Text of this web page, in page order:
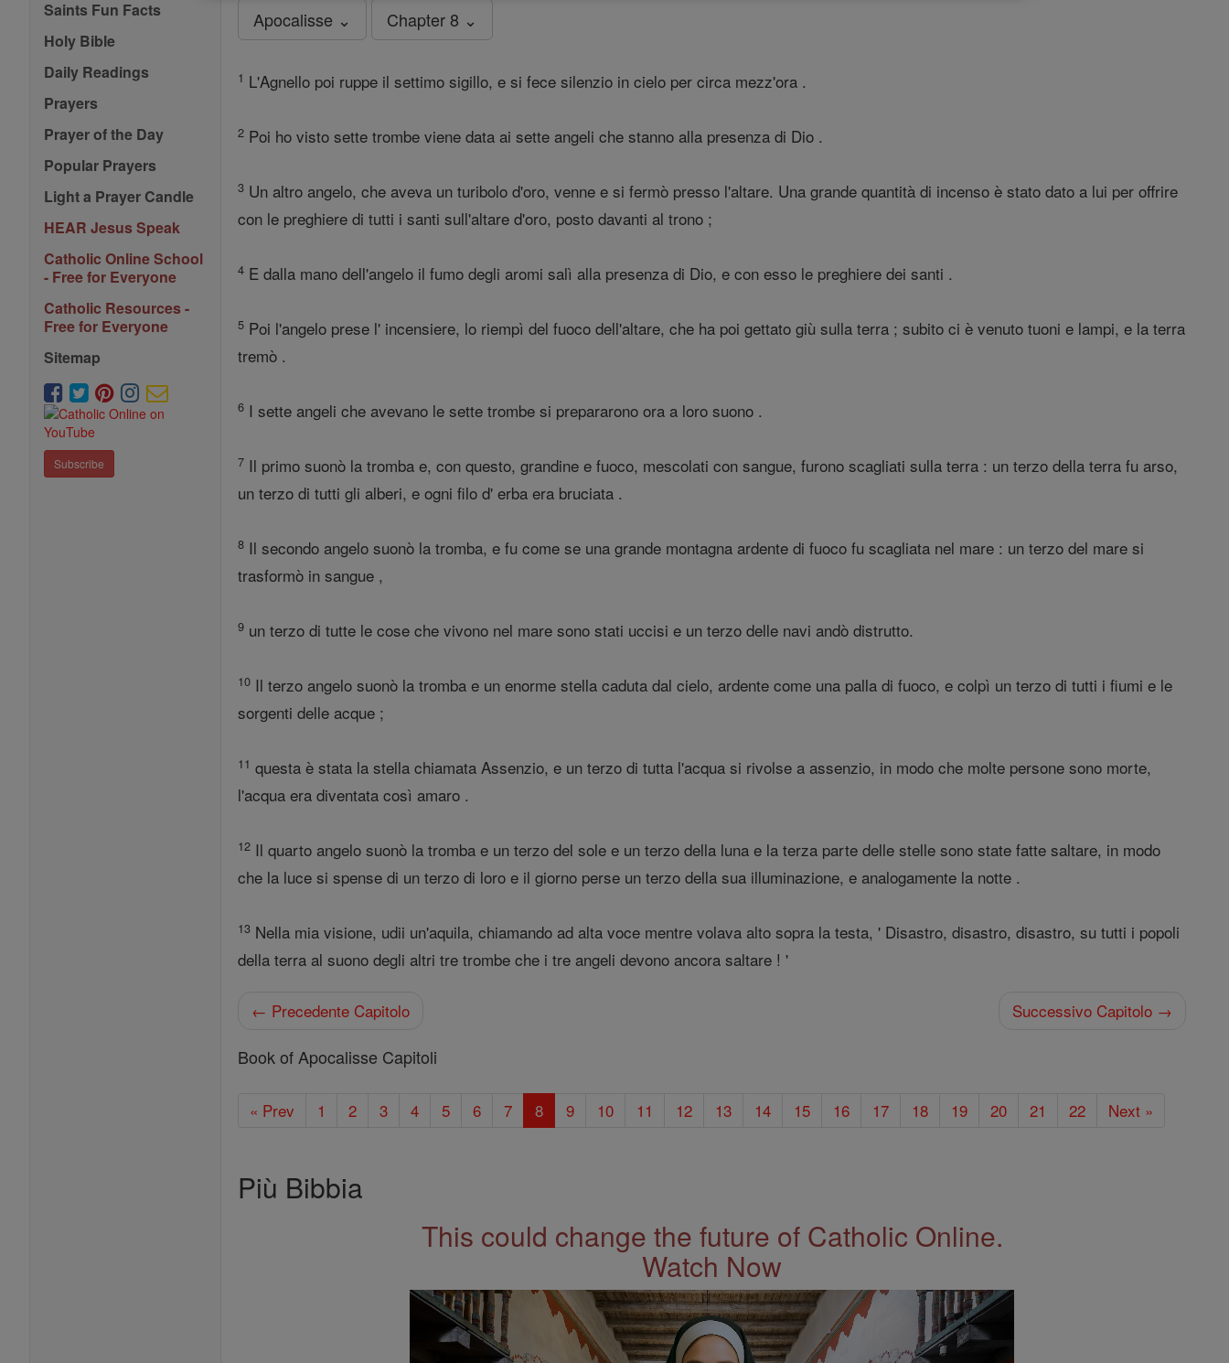
Saints Fun Facts
Holy Bible
Daily Readings
Prayers
Prayer of the Day
Popular Prayers
Light a Prayer Candle
HEAR Jesus Speak
Catholic Online School
- Free for Everyone
Catholic Resources -
Free for Everyone
Sitemap
Subscribe
Apocalisse ⌄ Chapter 8 ⌄
1 L'Agnello poi ruppe il settimo sigillo, e si fece silenzio in cielo per circa mezz'ora .
2 Poi ho visto sette trombe viene data ai sette angeli che stanno alla presenza di Dio .
3 Un altro angelo, che aveva un turibolo d'oro, venne e si fermò presso l'altare. Una grande quantità di incenso è stato dato a lui per offrire
con le preghiere di tutti i santi sull'altare d'oro, posto davanti al trono ;
4 E dalla mano dell'angelo il fumo degli aromi salì alla presenza di Dio, e con esso le preghiere dei santi .
5 Poi l'angelo prese l' incensiere, lo riempì del fuoco dell'altare, che ha poi gettato giù sulla terra ; subito ci è venuto tuoni e lampi, e la terra
tremò .
6 I sette angeli che avevano le sette trombe si prepararono ora a loro suono .
7 Il primo suonò la tromba e, con questo, grandine e fuoco, mescolati con sangue, furono scagliati sulla terra : un terzo della terra fu arso,
un terzo di tutti gli alberi, e ogni filo d' erba era bruciata .
8 Il secondo angelo suonò la tromba, e fu come se una grande montagna ardente di fuoco fu scagliata nel mare : un terzo del mare si
trasformò in sangue ,
9 un terzo di tutte le cose che vivono nel mare sono stati uccisi e un terzo delle navi andò distrutto.
10 Il terzo angelo suonò la tromba e un enorme stella caduta dal cielo, ardente come una palla di fuoco, e colpì un terzo di tutti i fiumi e le
sorgenti delle acque ;
11 questa è stata la stella chiamata Assenzio, e un terzo di tutta l'acqua si rivolse a assenzio, in modo che molte persone sono morte,
l'acqua era diventata così amaro .
12 Il quarto angelo suonò la tromba e un terzo del sole e un terzo della luna e la terza parte delle stelle sono state fatte saltare, in modo
che la luce si spense di un terzo di loro e il giorno perse un terzo della sua illuminazione, e analogamente la notte .
13 Nella mia visione, udii un'aquila, chiamando ad alta voce mentre volava alto sopra la testa, ' Disastro, disastro, disastro, su tutti i popoli
della terra al suono degli altri tre trombe che i tre angeli devono ancora saltare ! '
← Precedente Capitolo Successivo Capitolo →
Book of Apocalisse Capitoli
« Prev 1 2 3 4 5 6 7 8 9 10 11 12 13 14 15 16 17 18 19 20 21 22 Next »
Più Bibbia
This could change the future of Catholic Online.
Watch Now